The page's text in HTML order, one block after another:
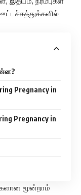
Pregnancy in
Pregnancy in
மூன்றாம்